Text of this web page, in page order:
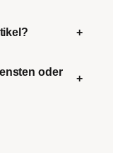
+
oder
+